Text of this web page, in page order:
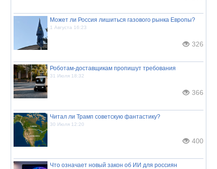
Может ли Россия лишиться газового рынка Европы?
1 Августа 16:23
326
Роботам-доставщикам пропишут требования
31 Июля 18:32
366
Читал ли Трамп советскую фантастику?
30 Июля 12:20
400
Что означает новый закон об ИИ для россиян